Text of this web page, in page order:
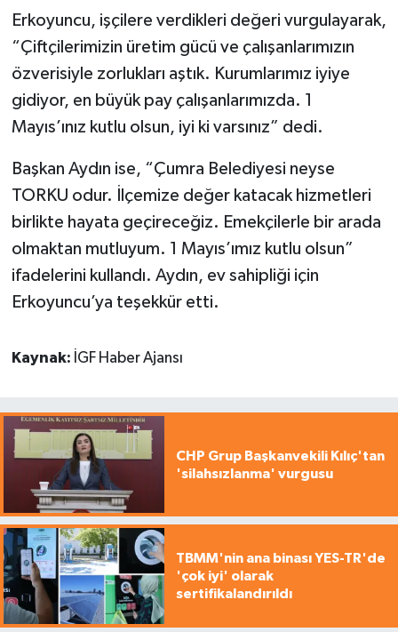
Erkoyuncu, işçilere verdikleri değeri vurgulayarak,
“Çiftçilerimizin üretim gücü ve çalışanlarımızın
özverisiyle zorlukları aştık. Kurumlarımız iyiye
gidiyor, en büyük pay çalışanlarımızda. 1
Mayıs’ınız kutlu olsun, iyi ki varsınız” dedi.
Başkan Aydın ise, “Çumra Belediyesi neyse
TORKU odur. İlçemize değer katacak hizmetleri
birlikte hayata geçireceğiz. Emekçilerle bir arada
olmaktan mutluyum. 1 Mayıs’ımız kutlu olsun”
ifadelerini kullandı. Aydın, ev sahipliği için
Erkoyuncu’ya teşekkür etti.
Kaynak: İGF Haber Ajansı
CHP Grup Başkanvekili Kılıç'tan
'silahsızlanma' vurgusu
TBMM'nin ana binası YES-TR'de
'çok iyi' olarak
sertifikalandırıldı